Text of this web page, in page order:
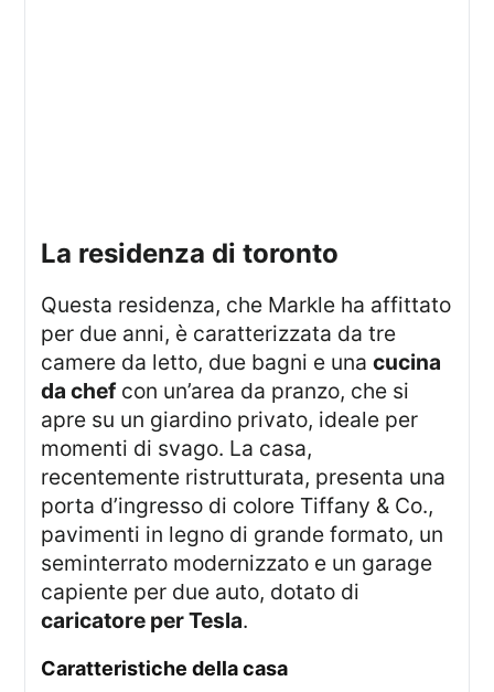
la residenza di toronto
Questa residenza, che Markle ha affittato
per due anni, è caratterizzata da tre
camere da letto, due bagni e unacucina
da chef con un’area da pranzo, che si
apre su un giardino privato, ideale per
momenti di svago. La casa,
recentemente ristrutturata, presenta una
porta d’ingresso di colore Tiffany & Co.,
pavimenti in legno di grande formato, un
seminterrato modernizzato e un garage
capiente per due auto, dotato di
caricatore per Tesla.
caratteristiche della casa